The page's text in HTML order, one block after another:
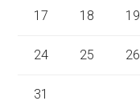
17 18 19
24 25 26
31